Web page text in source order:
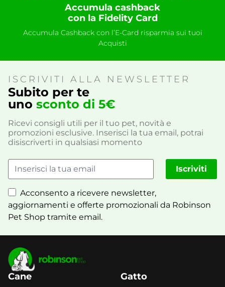
Accumula cashback
con la Fidelity Card
Accumula Cashback con l’E-Card risparmia sui tuoi
Acquisti
ISCRIVITI ALLA NEWSLETTER
Subito per te
uno sconto di 5€
Ricevi consigli utili per il tuo pet, novità e
promozioni esclusive. Inserisci la tua email, potrai
disiscriverti in qualsiasi momento
Acconsento a ricevere newsletter,
aggiornamenti e offerte promozionali da Robinson
Pet Shop tramite email.
Iscriviti
Cane
Gatto